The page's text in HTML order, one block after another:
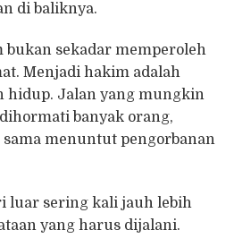
di baliknya.
bukan sekadar memperoleh
Menjadi hakim adalah
hidup. Jalan yang mungkin
banyak orang,
sama menuntut pengorbanan
luar sering kali jauh lebih
yang harus dijalani.